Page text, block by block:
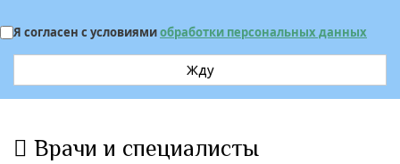
Я согласен с условиямиобработки персональных данных
Жду
Врачи и специалисты